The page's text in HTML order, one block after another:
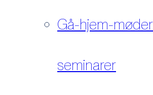
Gå-hjem-
seminarer